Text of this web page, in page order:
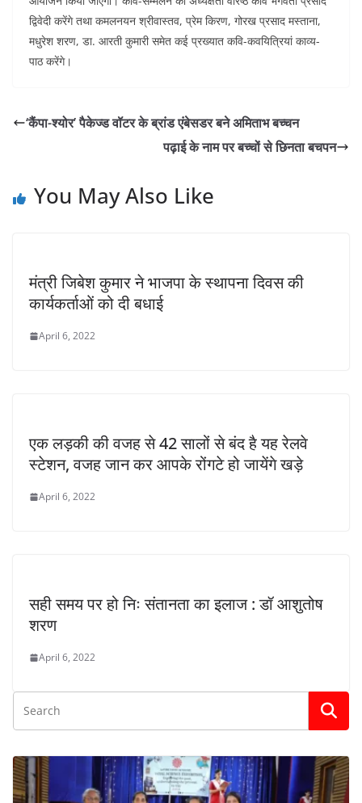
द्विवेदी करेंगे तथा कमलनयन श्रीवास्तव, प्रेम किरण, गोरख प्रसाद मस्ताना,
मधुरेश शरण, डा. आरती कुमारी समेत कई प्रख्यात कवि-कवयित्रियां काव्य-
पाठ करेंगे।
‘कैंपा-श्योर’ पैकेज्ड वॉटर के ब्रांड एंबेसडर बने अमिताभ बच्चन
पढ़ाई के नाम पर बच्चों से छिनता बचपन
You May Also Like
मंत्री जिबेश कुमार ने भाजपा के स्थापना दिवस की
कार्यकर्ताओं को दी बधाई
April 6, 2022
एक लड़की की वजह से 42 सालों से बंद है यह रेलवे
स्टेशन, वजह जान कर आपके रोंगटे हो जायेंगे खड़े
April 6, 2022
सही समय पर हो निः संतानता का इलाज : डॉ आशुतोष
शरण
April 6, 2022